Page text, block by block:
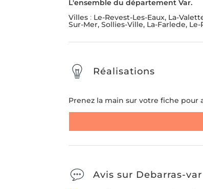
L'ensemble du département Var.
Villes : Le-Revest-Les-Eaux, La-
Sur-Mer, Sollies-Ville, La-Farlede, Le-
Réalisations
Prenez la main sur votre fiche pour
Avis sur Debarras-var